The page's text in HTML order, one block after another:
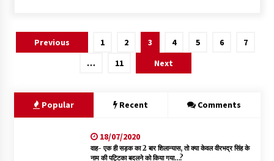
Previous 1 2 3 4 5 6
7
…
11 Next
Popular Recent Comments
18/07/2020
वाह- एक ही सड़क का 2 बार शिलान्यास, तो क्या केवल वीरभद्र सिंह के
नाम की पट्टिका बदलने को किया गया…?